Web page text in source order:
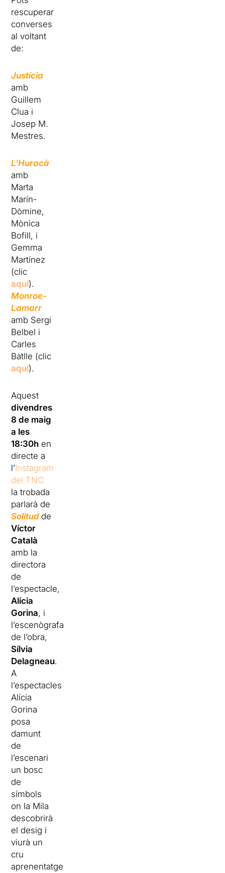
rescuperar
converses
al voltant
de:
Justícia
amb
Guillem
Clua i
Josep M.
Mestres.
L’Huracà
amb
Marta
Marín-
Dòmine,
Mònica
Bofill, i
Gemma
Martínez
(clic
aquí).
Monroe-
Lamarr
amb Sergi
Belbel i
Carles
Batlle (clic
aquí).
Aquest
divendres
8 de maig
a les
18:30h en
directe a
l’Instagram
del TNC
la trobada
parlarà de
Solitud de
Víctor
Català
amb la
directora
de
l’espectacle,
Alícia
Gorina, i
l’escenògrafa
de l’obra,
Sílvia
Delagneau.
A
l’espectacles
Alícia
Gorina
posa
damunt
de
l’escenari
un bosc
de
símbols
on la Mila
descobrirà
el desig i
viurà un
cru
aprenentatge